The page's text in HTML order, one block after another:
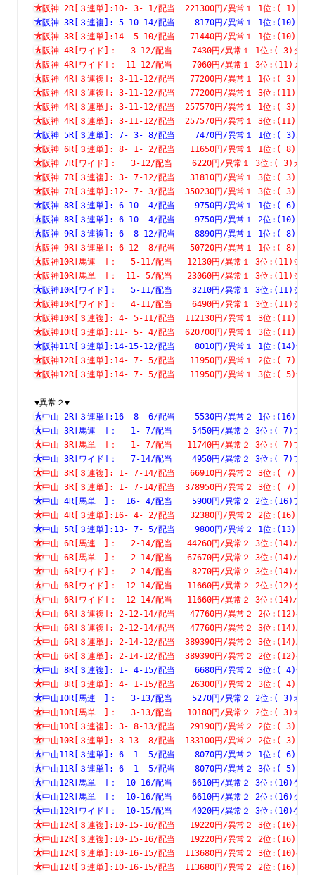
阪神 2R[３連単]:10- 3- 1/配当  221300円/異常１ 1位
阪神 3R[３連複]: 5-10-14/配当    8170円/異常１ 1
阪神 3R[３連単]:14- 5-10/配当   71440円/異常１ 1
阪神 4R[ワイド]：　 3-12/配当    7430円/異常１ 1
阪神 4R[ワイド]：　11-12/配当    7060円/異常１ 3位
阪神 4R[３連複]: 3-11-12/配当   77200円/異常１
阪神 4R[３連複]: 3-11-12/配当   77200円/異常１ 3位
阪神 4R[３連単]: 3-11-12/配当  257570円/異常１
阪神 4R[３連単]: 3-11-12/配当  257570円/異常１ 3位
阪神 5R[３連単]: 7- 3- 8/配当    7470円/異常１ 1
阪神 6R[３連単]: 8- 1- 2/配当   11650円/異常１ 1
阪神 7R[ワイド]：　 3-12/配当    6220円/異常１ 3
阪神 7R[３連複]: 3- 7-12/配当   31810円/異常１
阪神 7R[３連単]:12- 7- 3/配当  350230円/異常１
阪神 8R[３連単]: 6-10- 4/配当    9750円/異常１ 1位
阪神 8R[３連単]: 6-10- 4/配当    9750円/異常１ 2
阪神 9R[３連複]: 6- 8-12/配当    8890円/異常１ 1位:( 8)カー
阪神 9R[３連単]: 6-12- 8/配当   50720円/異常１ 1位:( 8)カー
阪神10R[馬連　]：　 5-11/配当   12130円/異常１ 3位:(11)シルク
阪神10R[馬単　]：　11- 5/配当   23060円/異常１ 3位:(11)シルク
阪神10R[ワイド]：　 5-11/配当    3210円/異常１ 3位:(11)シルク
阪神10R[ワイド]：　 4-11/配当    6490円/異常１ 3位:(11)シルク
阪神10R[３連複]: 4- 5-11/配当  112130円/異常１ 3位:(11)シルク
阪神10R[３連単]:11- 5- 4/配当  620700円/異常１ 3位:(11)シルク
阪神11R[３連単]:14-15-12/配当    8010円/異常１ 1位:(14)サト
阪神12R[３連単]:14- 7- 5/配当   11950円/異常１ 2
阪神12R[３連単]:14- 7- 5/配当   11950円/異常１ 3位
▼異常２▼
中山 2R[３連単]:16- 8- 6/配当    5530円/異常
中山 3R[馬連　]：　 1- 7/配当    5450円/異常２ 3
中山 3R[馬単　]：　 1- 7/配当   11740円/異常２ 3
中山 3R[ワイド]：　 7-14/配当    4950円/異常２ 3
中山 3R[３連複]: 1- 7-14/配当   66910円/異常２ 3
中山 3R[３連単]: 1- 7-14/配当  378950円/異常２ 3
中山 4R[馬単　]：　16- 4/配当    5900円/異常２
中山 4R[３連単]:16- 4- 2/配当   32380円/異常２
中山 5R[３連単]:13- 7- 5/配当    9800円/異常２ 1位
中山 6R[馬連　]：　 2-14/配当   44260円/異常２ 3
中山 6R[馬単　]：　 2-14/配当   67670円/異常２ 3
中山 6R[ワイド]：　 2-14/配当    8270円/異常２ 3
中山 6R[ワイド]：　12-14/配当   11660円/異常２ 2
中山 6R[ワイド]：　12-14/配当   11660円/異常２ 3
中山 6R[３連複]: 2-12-14/配当   47760円/異常２ 2
中山 6R[３連複]: 2-12-14/配当   47760円/異常２ 3
中山 6R[３連単]: 2-14-12/配当  389390円/異常２ 3
中山 6R[３連単]: 2-14-12/配当  389390円/異常２ 2
中山 8R[３連複]: 1- 4-15/配当    6680円/異常２ 3
中山 8R[３連単]: 4- 1-15/配当   26300円/異常２
中山10R[馬連　]：　 3-13/配当    5270円/異常２ 2位:( 3)オル
中山10R[馬単　]：　 3-13/配当   10180円/異常２ 2位:( 3)オル
中山10R[３連複]: 3- 8-13/配当   29190円/異常２ 2位:( 3)オ
中山10R[３連単]: 3-13- 8/配当  133100円/異常２ 2位:( 3)オ
中山11R[３連単]: 6- 1- 5/配当    8070円/異常２ 1位:( 6)ゴール
中山11R[３連単]: 6- 1- 5/配当    8070円/異常２ 3位:( 5)ツクバ
中山12R[馬単　]：　10-16/配当    6610円/異常２ 3
中山12R[馬単　]：　10-16/配当    6610円/異
中山12R[ワイド]：　10-15/配当    4020円/異常２ 3
中山12R[３連複]:10-15-16/配当   19220円/異常２ 3
中山12R[３連複]:10-15-16/配当   19220円/異
中山12R[３連単]:10-16-15/配当  113680円/異常２ 3
中山12R[３連単]:10-16-15/配当  113680円/異